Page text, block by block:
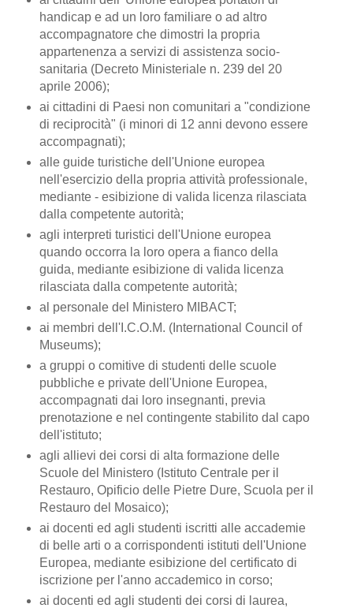
handicap e ad un loro familiare o ad altro
accompagnatore che dimostri la propria
appartenenza a servizi di assistenza socio-
sanitaria (Decreto Ministeriale n. 239 del 20
aprile 2006);
ai cittadini di Paesi non comunitari a "condizione
di reciprocità" (i minori di 12 anni devono essere
accompagnati);
alle guide turistiche dell'Unione europea
nell'esercizio della propria attività professionale,
mediante - esibizione di valida licenza rilasciata
dalla competente autorità;
agli interpreti turistici dell'Unione europea
quando occorra la loro opera a fianco della
guida, mediante esibizione di valida licenza
rilasciata dalla competente autorità;
al personale del Ministero MIBACT;
ai membri dell'I.C.O.M. (International Council of
Museums);
a gruppi o comitive di studenti delle scuole
pubbliche e private dell'Unione Europea,
accompagnati dai loro insegnanti, previa
prenotazione e nel contingente stabilito dal capo
dell'istituto;
agli allievi dei corsi di alta formazione delle
Scuole del Ministero (Istituto Centrale per il
Restauro, Opificio delle Pietre Dure, Scuola per il
Restauro del Mosaico);
ai docenti ed agli studenti iscritti alle accademie
di belle arti o a corrispondenti istituti dell'Unione
Europea, mediante esibizione del certificato di
iscrizione per l'anno accademico in corso;
ai docenti ed agli studenti dei corsi di laurea,